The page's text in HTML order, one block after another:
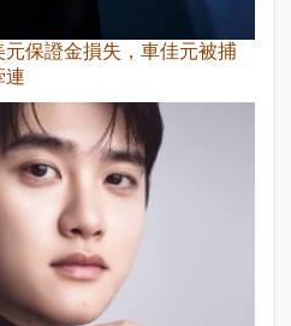
保證金損失，車佳元被捕
連